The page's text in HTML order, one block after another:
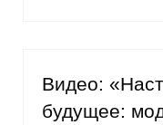
Видео:
будущее: